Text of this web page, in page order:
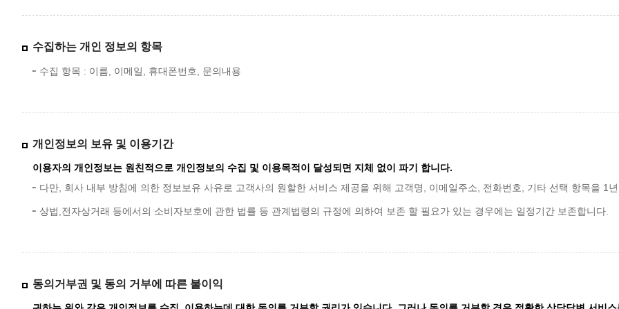
수집하는 개인 정보의 항목
수집 항목 : 이름, 이메일, 휴대폰번호, 문의내용
개인정보의 보유 및 이용기간
이용자의 개인정보는 원친적으로 개인정보의 수집 및 이용목적이 달성되면 지체 없이 파기 합니다.
다만, 회사 내부 방침에 의한 정보보유 사유로 고객사의 원할한 서비스 제공을 위해 고객명, 이메일주소, 전화번호, 기타 선택 항목을 1
상법,전자상거래 등에서의 소비자보호에 관한 법률 등 관계법령의 규정에 의하여 보존 할 필요가 있는 경우에는 일정기간 보존합니다.
동의거부권 및 동의 거부에 따른 불이익